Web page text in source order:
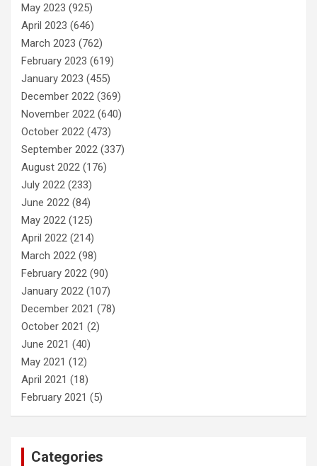
May 2023 (925)
April 2023 (646)
March 2023 (762)
February 2023 (619)
January 2023 (455)
December 2022 (369)
November 2022 (640)
October 2022 (473)
September 2022 (337)
August 2022 (176)
July 2022 (233)
June 2022 (84)
May 2022 (125)
April 2022 (214)
March 2022 (98)
February 2022 (90)
January 2022 (107)
December 2021 (78)
October 2021 (2)
June 2021 (40)
May 2021 (12)
April 2021 (18)
February 2021 (5)
Categories